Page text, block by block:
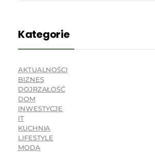
Kategorie
AKTUALNOŚCI
BIZNES
DOJRZAŁOŚĆ
DOM
INWESTYCJE
IT
KUCHNIA
LIFESTYLE
MODA